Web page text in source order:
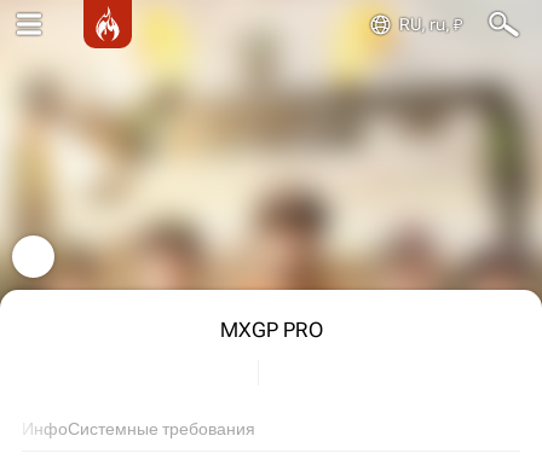
RU, ru, ₽
MXGP PRO
ИнфоСистемные требования